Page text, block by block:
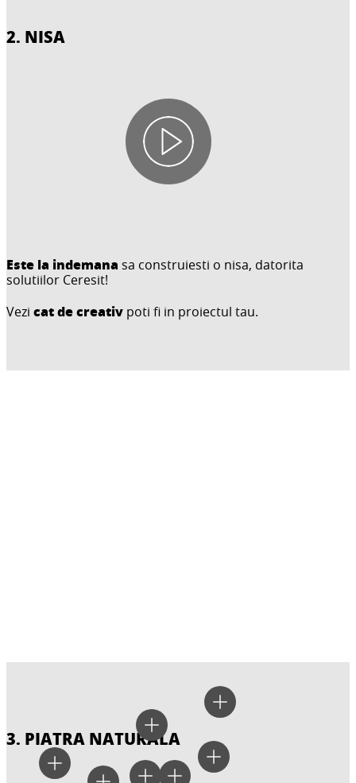
2. NISA
Este la indemana sa construiesti o nisa, datorita
solutiilor Ceresit!
Vezi cat de creativ poti fi in proiectul tau.
3. PIATRA NATURALA